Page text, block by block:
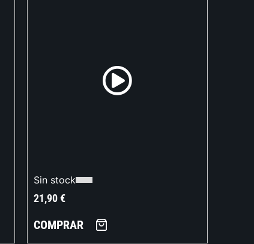
Sin stock
21,90€
COMPRAR